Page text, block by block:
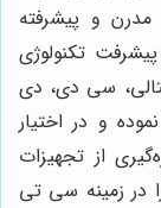
و پیشرفته
تکنولوژی
سی دی، دی
و در اختیار
از تجهیزات
در زمینه سی تی